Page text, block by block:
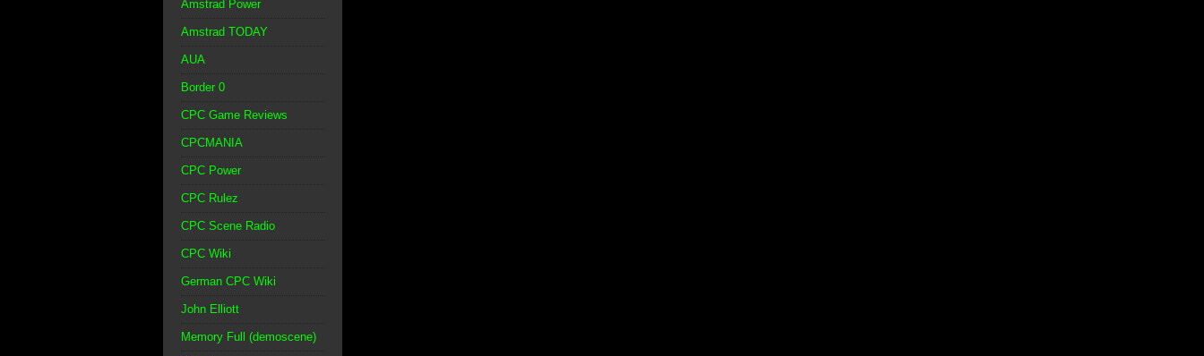
Amstrad Power
Amstrad TODAY
AUA
Border 0
CPC Game Reviews
CPCMANIA
CPC Power
CPC Rulez
CPC Scene Radio
CPC Wiki
German CPC Wiki
John Elliott
Memory Full (demoscene)